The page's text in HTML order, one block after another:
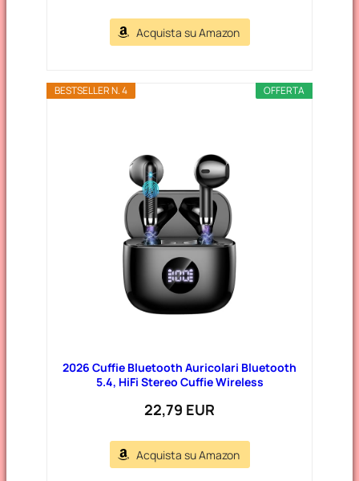
Acquista su Amazon
OFFERTA
BESTSELLER N. 4
2026 Cuffie Bluetooth Auricolari Bluetooth
5.4, HiFi Stereo Cuffie Wireless
22,79 EUR
Acquista su Amazon